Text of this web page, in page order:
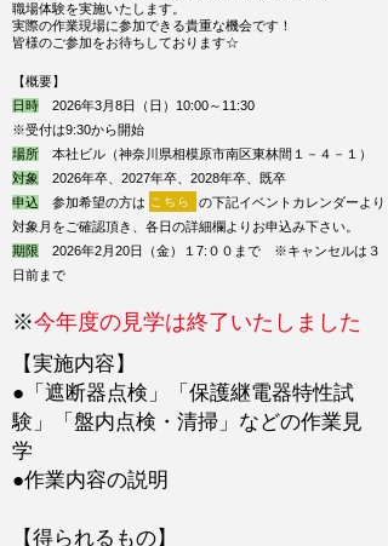
職場体験を実施いたします。
実際の作業現場に参加できる貴重な機会です​！
​皆様のご参加をお待ちしております☆
【概要】
日時 2026年3月8日（日）10:00～11:30
※受付は9:30から開始
場所 本社ビル（神奈川県相模原市南区東林間１－４－１）
対象 2026年卒、2027年卒、2028年卒、既卒
申込 参加希望の方は
の下記イベントカレンダーより
対象月を ご確認頂き、 各日の詳細欄よりお申込み下さい。
期限 2026年2月20日（金）１7:００まで​ ※キャンセルは３
日前まで
​※今年度の見学は終了いたしました
こちら
【実施内容】
​●「遮断器点検」「保護継電器特性試
験」「盤内点検・清掃」などの作業見
学
●作業内容の説明
【得られるもの】